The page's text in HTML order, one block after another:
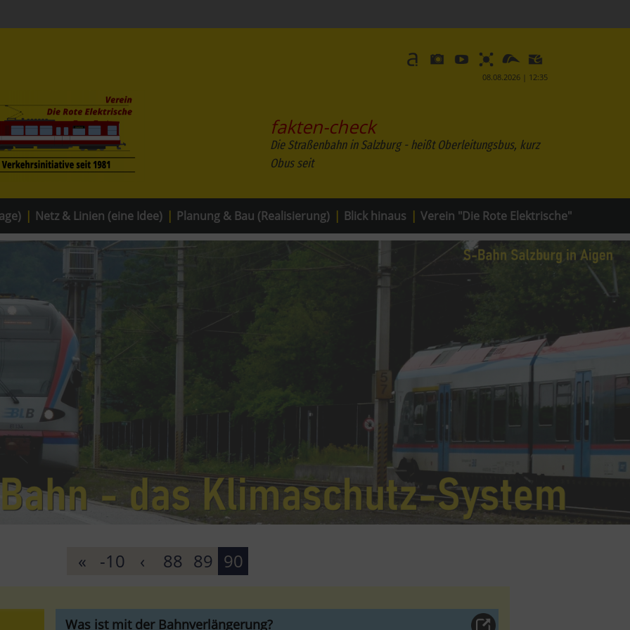
08.08.2026 | 12:35
fakten-check
Die Straßenbahn in Salzburg - heißt Oberleit
Netz & Linien (eine Idee) Planung & Bau (Realisierung) Blick hinaus Verein "Die Rote Elektrische"
« -10 ‹ 88 89 90
Was ist mit der Bahnverlängerung?